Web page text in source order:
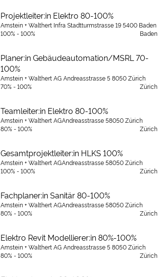
Projektleiter:in Elektro 80-100%
Amstein + Walthert Infra Stadtturmstrasse 19 5400 Baden
100% - 100%
Baden
Planer:in Gebäudeautomation/MSRL 70-
100%
Amstein + Walthert AG Andreasstrasse 5 8050 Zürich
70% - 100%
Zürich
Teamleiter:in Elektro 80-100%
Amstein + Walthert AGAndreasstrasse 58050 Zürich
80% - 100%
Zürich
Gesamtprojektleiter:in HLKS 100%
Amstein + Walthert AGAndreasstrasse 58050 Zürich
100% - 100%
Zürich
Fachplaner:in Sanitär 80-100%
Amstein + Walthert AGAndreasstrasse 58050 Zürich
80% - 100%
Zürich
Elektro Revit Modellierer:in 80%-100%
Amstein + Walthert AG Andreasstrasse 5 8050 Zürich
80% - 100%
Zürich